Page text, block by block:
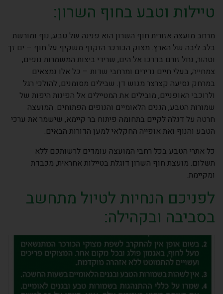
טיילות וטבע בחוף השרון:
מרחב מועצה אזורית חוף השרון הוא פנינה של טבע, נוף ומורשת
בלב ליבה של הארץ. מצוק הכורכר הזקוף משקיף על חוף – ים זך
וטהור, נחל זורם בדרכו אל הים, שרידי ביצות המשמרות נופים,
צמחייה, בעלי חיים נדירים ומרחבי שדות – כל אלו נמצאים
במרחק נסיעה קצרצר מגוש דן. שבילים מסומנים, להולכי רגל
ולרוכבי האופניים, מובילים את המטיילים אל הפינות היפות של
שמורות הטבע, הגנים הלאומיים והנופים הפתוחים. המועצה
חרטה על דגלה לקיים בתחומה פיתוח בר קיימא, שישמר את ערכי
הטבע והנוף ואת אופייה החקלאי למען הדורות הבאים.
כל אתרי הטבע בכל רחבי המועצה עומדים לרשותכם ללא
תשלום. מועצת חוף השרון דוגלת בטיילות אחראית, מכבדת
ומקיימת.
לפניכם הנחיות לטיול מתחשב
בסביבה ובקהילה: